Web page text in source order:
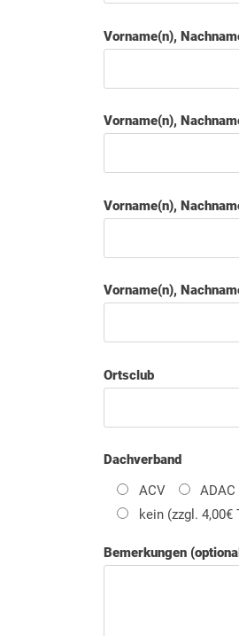
Vorname(n),
Vorname(n),
Vorname(n),
Vorname(n),
Ortsclub
Dachverband
ACV
ADAC
kein (zzgl. 4,00€
Bemerkungen